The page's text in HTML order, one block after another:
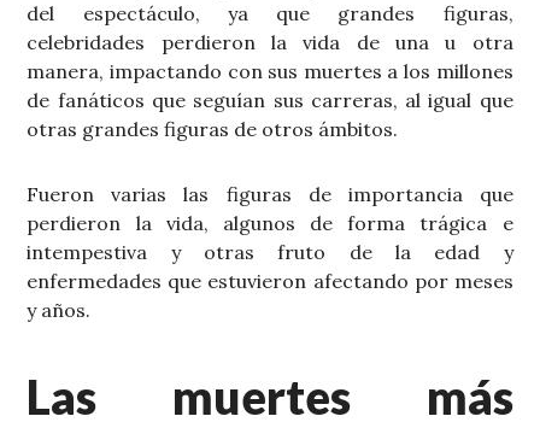
del espectáculo, ya que grandes figuras,
celebridades perdieron la vida de una u otra
manera, impactando con sus muertes a los millones
de fanáticos que seguían sus carreras, al igual que
otras grandes figuras de otros ámbitos.
Fueron varias las figuras de importancia que
perdieron la vida, algunos de forma trágica e
intempestiva y otras fruto de la edad y
enfermedades que estuvieron afectando por meses
y años.
Las muertes más